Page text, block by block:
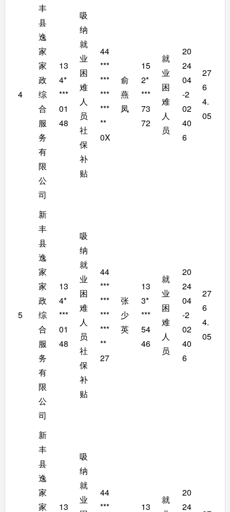
4
丰
县
逸
家
家
政
综
合
服
务
有
限
公
司
13
4*
***
01
48
吸
纳
就
业
困
难
人
员
社
保
补
贴
44
***
***
***
***
**
0X
俞
燕
凤
15
2*
***
73
72
就
业
困
难
人
员
20
24
04
-2
02
40
6
27
6
4.
05
5
新
丰
县
逸
家
家
政
综
合
服
务
有
限
公
司
13
4*
***
01
48
吸
纳
就
业
困
难
人
员
社
保
补
贴
44
***
***
***
***
**
27
张
少
英
13
3*
***
54
46
就
业
困
难
人
员
20
24
04
-2
02
40
6
27
6
4.
05
新
丰
县
逸
家
家
13
吸
纳
就
业
44
***
13
就
20
24